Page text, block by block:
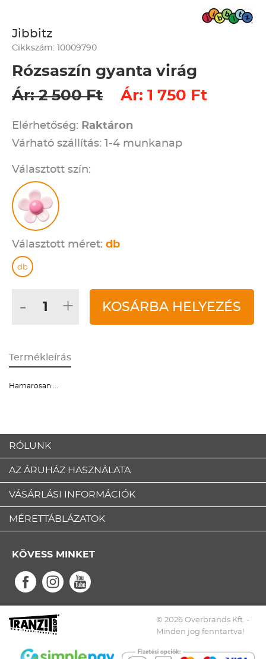
Jibbitz
Cikkszám: 10009790
Rózsaszín gyanta virág
Ár: 2 500 Ft
Ár: 1 750 Ft
Elérhetőség: Raktáron
Várható szállítás: 1-4 munkanap
Választott szín:
Választott méret: db
db
- + KOSÁRBA HELYEZÉS
Termékleírás
Hamarosan ...
RÓLUNK
AZ ÁRUHÁZ HASZNÁLATA
VÁSÁRLÁSI INFORMÁCIÓK
MÉRETTÁBLÁZATOK
KÖVESS MINKET
© 2026 Overbrands Kft. -
Minden jog fenntartva!